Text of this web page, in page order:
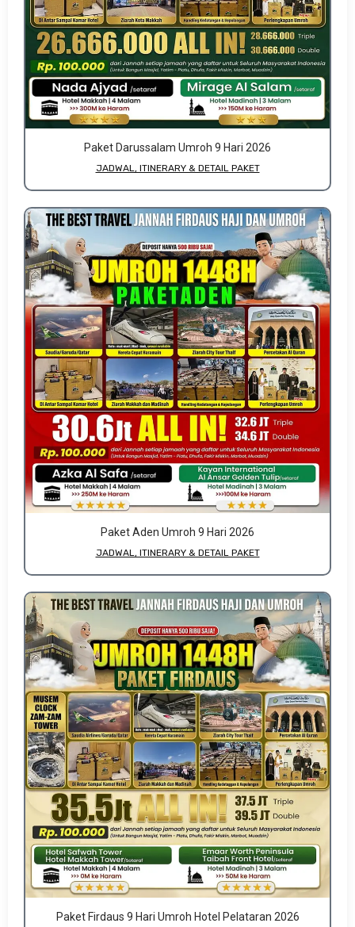
Paket Darussalam Umroh 9 Hari 2026
JADWAL, ITINERARY & DETAIL PAKET
Paket Aden Umroh 9 Hari 2026
JADWAL, ITINERARY & DETAIL PAKET
Paket Firdaus 9 Hari Umroh Hotel Pelataran 2026